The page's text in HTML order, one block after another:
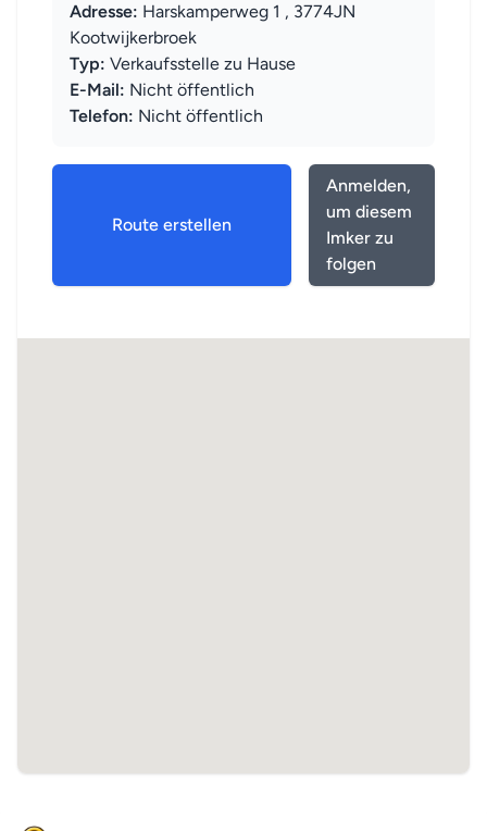
Adresse: Harskamperweg 1 , 3774JN
Kootwijkerbroek
Typ: Verkaufsstelle zu Hause
E-Mail: Nicht öffentlich
Telefon: Nicht öffentlich
Route erstellen
Anmelden,
um diesem
Imker zu
folgen